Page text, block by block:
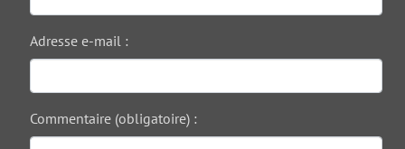
Adresse e-mail :
Commentaire (obligatoire) :